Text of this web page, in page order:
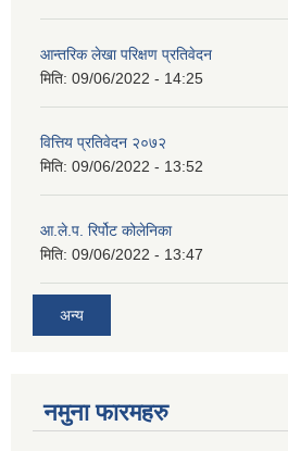
आन्तरिक लेखा परिक्षण प्रतिवेदन
मिति: 09/06/2022 - 14:25
वित्तिय प्रतिवेदन २०७२
मिति: 09/06/2022 - 13:52
आ.ले.प. रिर्पोट कोलेनिका
मिति: 09/06/2022 - 13:47
अन्य
नमुना फारमहरु